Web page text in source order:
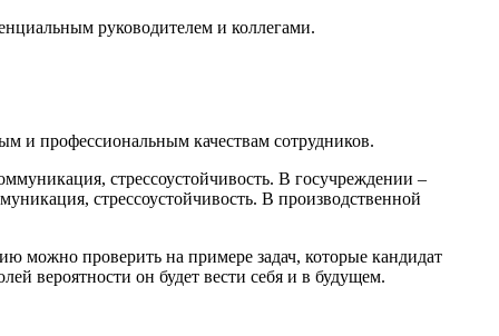
руководителем и коллегами.
и профессиональным качествам сотрудников.
стрессоустойчивость. В госучреждении –
стрессоустойчивость. В производственной
можно проверить на примере задач, которые кандидат
вероятности он будет вести себя и в будущем.